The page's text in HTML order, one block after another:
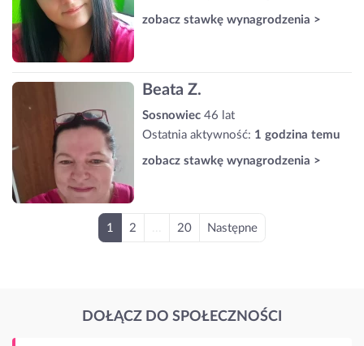
zobacz stawkę wynagrodzenia >
Beata Z.
Sosnowiec 46 lat
Ostatnia aktywność: 1 godzina temu
zobacz stawkę wynagrodzenia >
1 2 20 Następne
DOŁĄCZ DO SPOŁECZNOŚCI